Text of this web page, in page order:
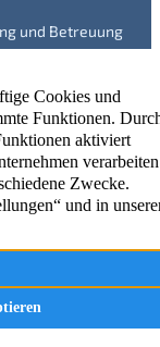
und Betreuung
– seit über 20
Kontakt